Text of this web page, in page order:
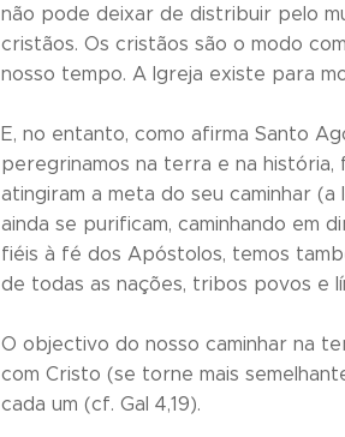
não pode deixar de distribuir pelo
cristãos. Os cristãos são o modo
nosso tempo. A Igreja existe para
E, no entanto, como afirma Santo
peregrinamos na terra e na história,
atingiram a meta do seu caminhar
ainda se purificam, caminhando em
fiéis à fé dos Apóstolos, temos
de todas as nações, tribos povos e
O objectivo do nosso caminhar na
com Cristo (se torne mais
cada um (cf. Gal 4,19).